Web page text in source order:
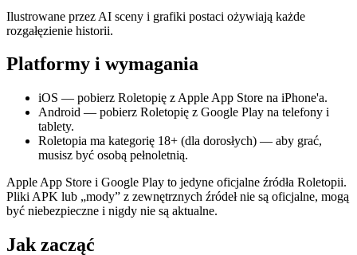
Ilustrowane przez AI sceny i grafiki postaci ożywiają każde
rozgałęzienie historii.
Platformy i wymagania
iOS — pobierz Roletopię z Apple App Store na iPhone'a.
Android — pobierz Roletopię z Google Play na telefony i
tablety.
Roletopia ma kategorię 18+ (dla dorosłych) — aby grać,
musisz być osobą pełnoletnią.
Apple App Store i Google Play to jedyne oficjalne źródła Roletopii.
Pliki APK lub „mody” z zewnętrznych źródeł nie są oficjalne, mogą
być niebezpieczne i nigdy nie są aktualne.
Jak zacząć